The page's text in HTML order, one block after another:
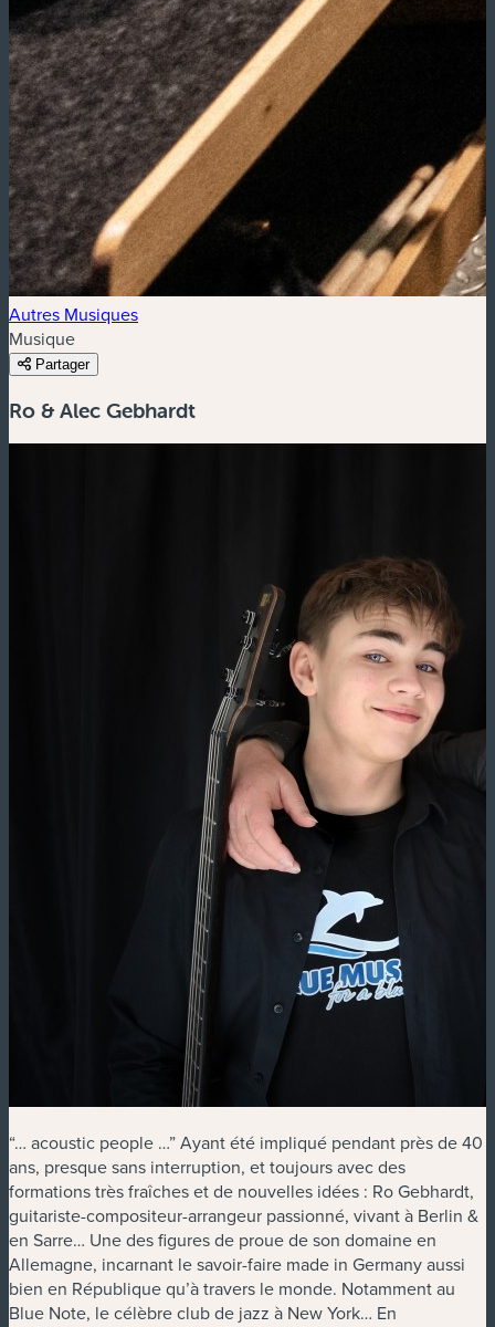
Autres Musiques
Musique
Partager
Ro & Alec Gebhardt
“… acoustic people …” Ayant été impliqué pendant près de 40
ans, presque sans interruption, et toujours avec des
formations très fraîches et de nouvelles idées : Ro Gebhardt,
guitariste-compositeur-arrangeur passionné, vivant à Berlin &
en Sarre… Une des figures de proue de son domaine en
Allemagne, incarnant le savoir-faire made in Germany aussi
bien en République qu’à travers le monde. Notamment au
Blue Note, le célèbre club de jazz à New York… En